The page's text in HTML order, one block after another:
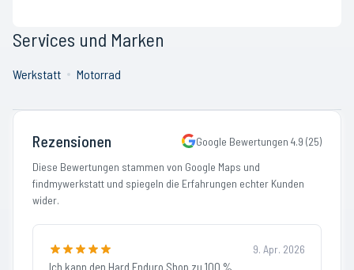
Services und Marken
Werkstatt Motorrad
Rezensionen Google Bewertungen 4.9 (25)
Diese Bewertungen stammen von Google Maps und
findmywerkstatt und spiegeln die Erfahrungen echter Kunden
wider.
9. Apr. 2026
Ich kann den Hard Enduro Shop zu 100 %